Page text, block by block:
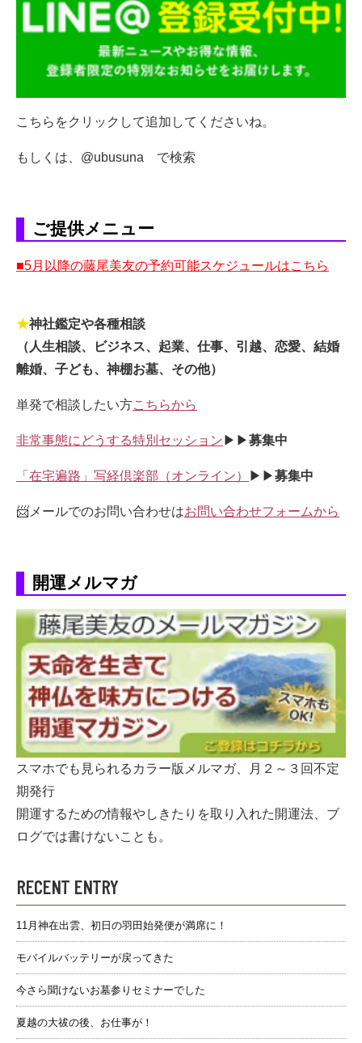
こちらをクリックして追加してくださいね。
もしくは、@ubusuna で検索
ご提供メニュー
■5月以降の藤尾美友の予約可能スケジュールはこちら
★神社鑑定や各種相談
（人生相談、ビジネス、起業、仕事、引越、恋愛、結婚
離婚、子ども、神棚お墓、その他）
単発で相談したい方こちらから
非常事態にどうする特別セッション ▶▶募集中
「在宅遍路」写経倶楽部（オンライン） ▶▶募集中
📨メールでのお問い合わせはお問い合わせフォームから
開運メルマガ
スマホでも見られるカラー版メルマガ、月２～３回不定
期発行
開運するための情報やしきたりを取り入れた開運法、ブ
ログでは書けないことも。
RECENT ENTRY
11月神在出雲、初日の羽田始発便が満席に！
モバイルバッテリーが戻ってきた
今さら聞けないお墓参りセミナーでした
夏越の大祓の後、お仕事が！